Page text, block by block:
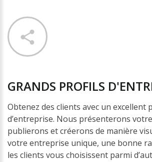
GRANDS PROFILS
Obtenez des clients avec un excellent
d’entreprise. Nous présenterons
publierons et créerons de manière
votre entreprise unique, une bonne
les clients vous choisissent parmi